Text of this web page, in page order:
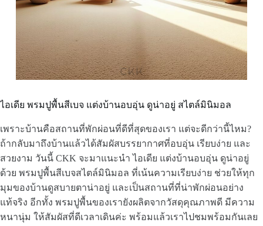
ไอเดีย พรมปูพื้นสีเบจ แต่งบ้านอบอุ่น ดูน่าอยู่ สไตล์มินิมอล
เพราะบ้านคือสถานที่พักผ่อนที่ดีที่สุดของเรา แต่จะดีกว่านี้ไหม?
ถ้ากลับมาถึงบ้านแล้วได้สัมผัสบรรยากาศที่อบอุ่น เรียบง่าย และ
สวยงาม วันนี้ CKK จะมาแนะนำ ไอเดีย แต่งบ้านอบอุ่น ดูน่าอยู่
ด้วย พรมปูพื้นสีเบจสไตล์มินิมอล ที่เน้นความเรียบง่าย ช่วยให้ทุก
มุมของบ้านดูสบายตาน่าอยู่ และเป็นสถานที่ที่น่าพักผ่อนอย่าง
แท้จริง อีกทั้ง พรมปูพื้นของเรายังผลิตจากวัสดุคุณภาพดี มีความ
หนานุ่ม ให้สัมผัสที่ดีเวลาเดินค่ะ พร้อมแล้วเราไปชมพร้อมกันเลย